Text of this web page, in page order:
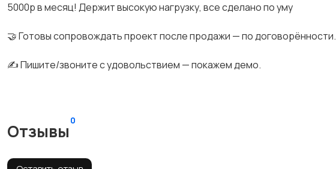
5000р в месяц! Держит высокую нагрузку, все сделано по уму
🤝 Готовы сопровождать проект после продажи — по договорённости.
✍️ Пишите/звоните с удовольствием — покажем демо.
Отзывы
0